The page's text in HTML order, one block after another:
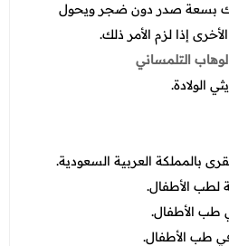
بسعة صدر دون ضجر ويحول
إذا لزم الأمر ذلك.
التلمساني
الولادة.
بالمملكة العربية السعودية.
لطب الأطفال.
طب الأطفال.
طب الأطفال.